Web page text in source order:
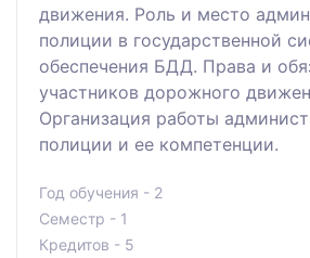
движения. Роль и место
полиции в государственной
обеспечения БДД. Права и
участников дорожного
Организация работы
полиции и ее компетенции.
Год обучения - 2
Семестр - 1
Кредитов - 5